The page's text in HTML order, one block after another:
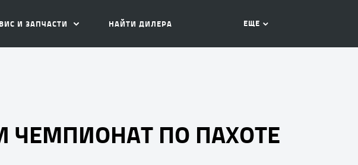
И ЗАПЧАСТИ НАЙТИ ДИЛЕРА ЕЩЕ
ЧЕМПИОНАТ ПО ПАХОТЕ